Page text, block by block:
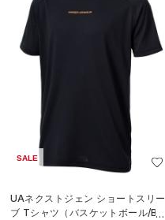
SALE
UAネクストジェン ショートスリー
ブ Tシャツ（バスケットボール/BO